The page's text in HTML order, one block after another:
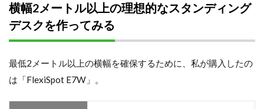
横幅2メートル以上の理想的なスタンディング
デスクを作ってみる
最低2メートル以上の横幅を確保するために、私が購入したの
は「FlexiSpot E7W」。